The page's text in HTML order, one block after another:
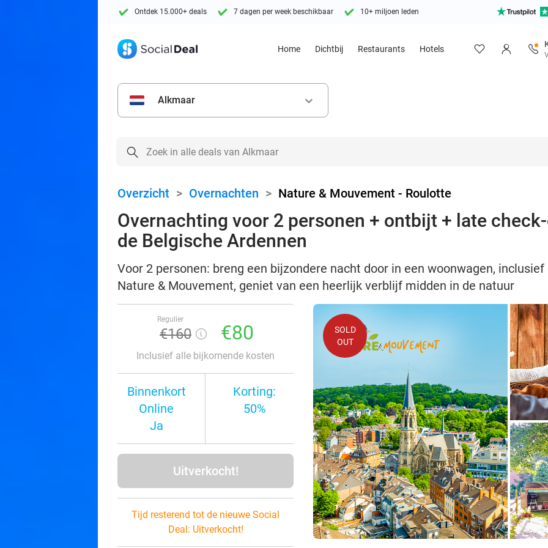
Ontdek 15.000+ deals 7 dagen per week beschikbaar 10+ miljoen leden
Home Dichtbij Restaurants Hotels
Alkmaar keyboard_arrow_down
Overzicht > Overnachten > Nature & Mouvement - Roulotte
Overnachting voor 2 personen + ontbijt + late
de Belgische Ardennen
Voor 2 personen: breng een bijzondere nacht door in een woonwagen,
Nature & Mouvement, geniet van een heerlijk verblijf midden in de natuur
Regulier
€160 €80
Inclusief alle bijkomende kosten
Binnenkort
Online
Ja
Korting:
50%
Uitverkocht!
Tijd resterend tot de nieuwe Social
Deal: Uitverkocht!
SOLD
OUT